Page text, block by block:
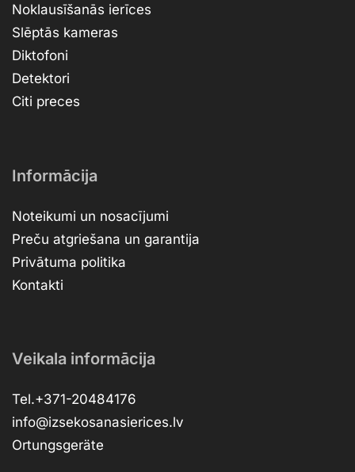
Noklausīšanās ierīces
Slēptās kameras
Diktofoni
Detektori
Citi preces
Informācija
Noteikumi un nosacījumi
Preču atgriešana un garantija
Privātuma politika
Kontakti
Veikala informācija
Tel.+371-20484176
info@izsekosanasierices.lv
Ortungsgeräte